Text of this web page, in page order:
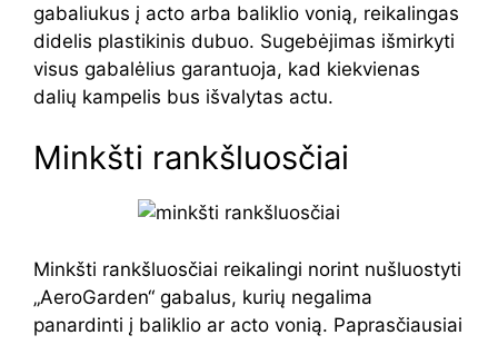
gabaliukus į acto arba baliklio vonią, reikalingas
didelis plastikinis dubuo. Sugebėjimas išmirkyti
visus gabalėlius garantuoja, kad kiekvienas
dalių kampelis bus išvalytas actu.
Minkšti rankšluosčiai
Minkšti rankšluosčiai reikalingi norint nušluostyti
„AeroGarden“ gabalus, kurių negalima
panardinti į baliklio ar acto vonią. Paprasčiausiai